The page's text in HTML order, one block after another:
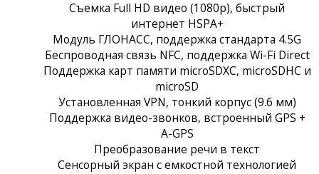
Съемка Full HD видео (1080p), быстрый
интернет HSPA+
Модуль ГЛОНАСС, поддержка стандарта 4.5G
Беспроводная связь NFC, поддержка Wi-Fi Direct
Поддержка карт памяти microSDXC, microSDHC и
microSD
Установленная VPN, тонкий корпус (9.6 мм)
Поддержка видео-звонков, встроенный GPS +
A-GPS
Преобразование речи в текст
Сенсорный экран c емкостной технологией